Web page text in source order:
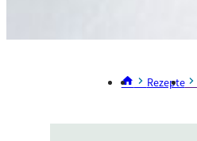
Rezepte